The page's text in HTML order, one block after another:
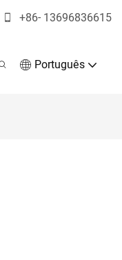
+86- 13696836615
Português